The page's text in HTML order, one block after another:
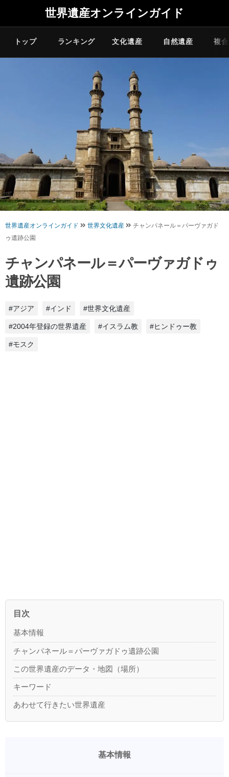
世界遺産オンラインガイド
トップ ランキング 文化遺産 自然遺産 複
世界遺産オンラインガイド 世界文化遺産
チャンパネール＝パーヴァガド
ゥ遺跡公園
チャンパネール＝パーヴァガドゥ
遺跡公園
#アジア #インド #世界文化遺産
#2004年登録の世界遺産 #イスラム教 #ヒンドゥー教
#モスク
目次
基本情報
チャンパネール＝パーヴァガドゥ遺跡公園
この世界遺産のデータ・地図（場所）
キーワード
あわせて行きたい世界遺産
基本情報